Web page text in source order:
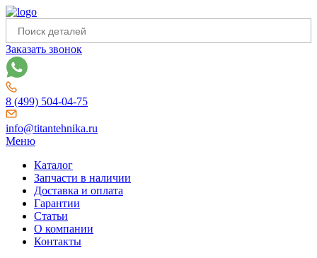
Заказать звонок
8 (499) 504-04-75
info@titantehnika.ru
Меню
Каталог
Запчасти в наличии
Доставка и оплата
Гарантии
Статьи
О компании
Контакты